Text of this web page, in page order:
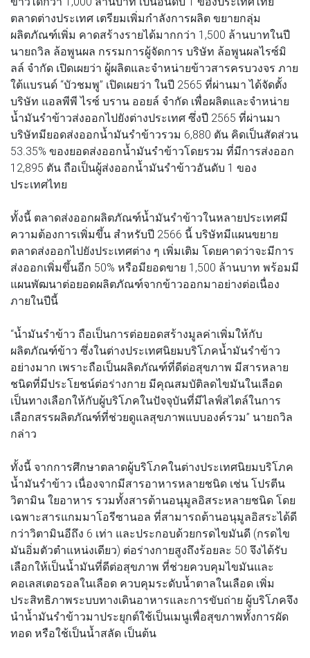
ตลาดต่างประเทศ เตรียมเพิ่มกำลังการผลิต ขยายกลุ่ม
ผลิตภัณฑ์เพิ่ม คาดสร้างรายได้มากกว่า 1,500 ล้านบาทในปี
นายถวิล ล้อพูนผล กรรมการผู้จัดการ บริษัท ล้อพูนผลไรซ์มิ
ลล์ จำกัด เปิดเผยว่า ผู้ผลิตและจำหน่ายข้าวสารครบวงจร ภาย
ใต้แบรนด์ “บัวชมพู” เปิดเผยว่า ในปี 2565 ที่ผ่านมา ได้จัดตั้ง
บริษัท แอลพีพี ไรซ์ บราน ออยล์ จำกัด เพื่อผลิตและจำหน่าย
น้ำมันรำข้าวส่งออกไปยังต่างประเทศ ซึ่งปี 2565 ที่ผ่านมา
บริษัทมียอดส่งออกน้ำมันรำข้าวรวม 6,880 ตัน คิดเป็นสัดส่วน
53.35% ของยอดส่งออกน้ำมันรำข้าวโดยรวม ที่มีการส่งออก
12,895 ตัน ถือเป็นผู้ส่งออกน้ำมันรำข้าวอันดับ 1 ของ
ประเทศไทย
ทั้งนี้ ตลาดส่งออกผลิตภัณฑ์น้ำมันรำข้าวในหลายประเทศมี
ความต้องการเพิ่มขึ้น สำหรับปี 2566 นี้ บริษัทมีแผนขยาย
ตลาดส่งออกไปยังประเทศต่าง ๆ เพิ่มเติม โดยคาดว่าจะมีการ
ส่งออกเพิ่มขึ้นอีก 50% หรือมียอดขาย 1,500 ล้านบาท พร้อมมี
แผนพัฒนาต่อยอดผลิตภัณฑ์จากข้าวออกมาอย่างต่อเนื่อง
ภายในปีนี้
“น้ำมันรำข้าว ถือเป็นการต่อยอดสร้างมูลค่าเพิ่มให้กับ
ผลิตภัณฑ์ข้าว ซึ่งในต่างประเทศนิยมบริโภคน้ำมันรำข้าว
อย่างมาก เพราะถือเป็นผลิตภัณฑ์ที่ดีต่อสุขภาพ มีสารหลาย
ชนิดที่มีประโยชน์ต่อร่างกาย มีคุณสมบัติลดไขมันในเลือด
เป็นทางเลือกให้กับผู้บริโภคในปัจจุบันที่มีไลฟ์สไตล์ในการ
เลือกสรรผลิตภัณฑ์ที่ช่วยดูแลสุขภาพแบบองค์รวม” นายถวิล
กล่าว
ทั้งนี้ จากการศึกษาตลาดผู้บริโภคในต่างประเทศนิยมบริโภค
น้ำมันรำข้าว เนื่องจากมีสารอาหารหลายชนิด เช่น โปรตีน
วิตามิน ใยอาหาร รวมทั้งสารต้านอนุมูลอิสระหลายชนิด โดย
เฉพาะสารแกมมาโอรีซานอล ที่สามารถต้านอนุมูลอิสระได้ดี
กว่าวิตามินอีถึง 6 เท่า และประกอบด้วยกรดไขมันดี (กรดไข
มันอิ่มตัวตำแหน่งเดียว) ต่อร่างกายสูงถึงร้อยละ 50 จึงได้รับ
เลือกให้เป็นน้ำมันที่ดีต่อสุขภาพ ที่ช่วยควบคุมไขมันและ
คอเลสเตอรอลในเลือด ควบคุมระดับน้ำตาลในเลือด เพิ่ม
ประสิทธิภาพระบบทางเดินอาหารและการขับถ่าย ผู้บริโภคจึง
นำน้ำมันรำข้าวมาประยุกต์ใช้เป็นเมนูเพื่อสุขภาพทั้งการผัด
ทอด หรือใช้เป็นน้ำสลัด เป็นต้น